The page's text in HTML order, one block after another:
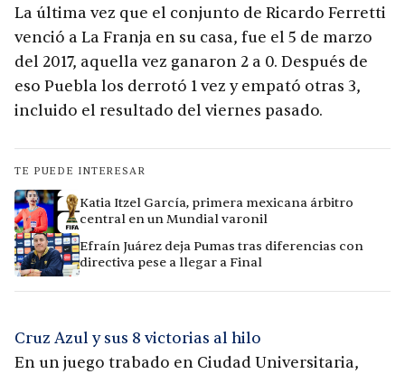
La última vez que el conjunto de Ricardo Ferretti
venció a La Franja en su casa, fue el 5 de marzo
del 2017, aquella vez ganaron 2 a 0. Después de
eso Puebla los derrotó 1 vez y empató otras 3,
incluido el resultado del viernes pasado.
TE PUEDE INTERESAR
Katia Itzel García, primera mexicana árbitro
central en un Mundial varonil
Efraín Juárez deja Pumas tras diferencias con
directiva pese a llegar a Final
Cruz Azul y sus 8 victorias al hilo
En un juego trabado en Ciudad Universitaria,